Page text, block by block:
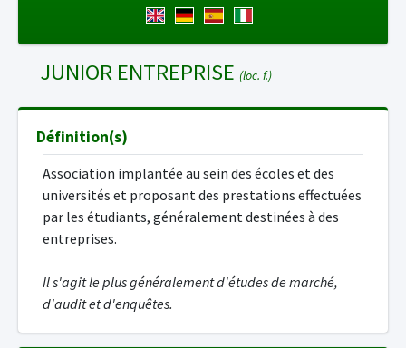
JUNIOR ENTREPRISE (loc. f.)
Définition(s)
Association implantée au sein des écoles et des
universités et proposant des prestations effectuées
par les étudiants, généralement destinées à des
entreprises.
Il s'agit le plus généralement d'études de marché,
d'audit et d'enquêtes.